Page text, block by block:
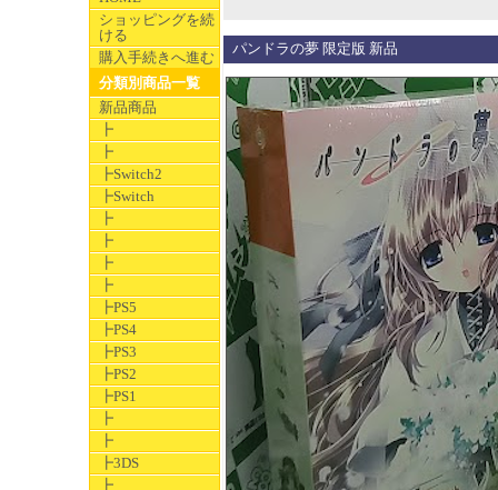
ショッピングを続
ける
購入手続きへ進む
分類別商品一覧
新品商品
┣
┣
┣Switch2
┣Switch
┣
┣
┣
┣
┣PS5
┣PS4
┣PS3
┣PS2
┣PS1
┣
┣
┣3DS
┣
パンドラの夢 限定版 新品